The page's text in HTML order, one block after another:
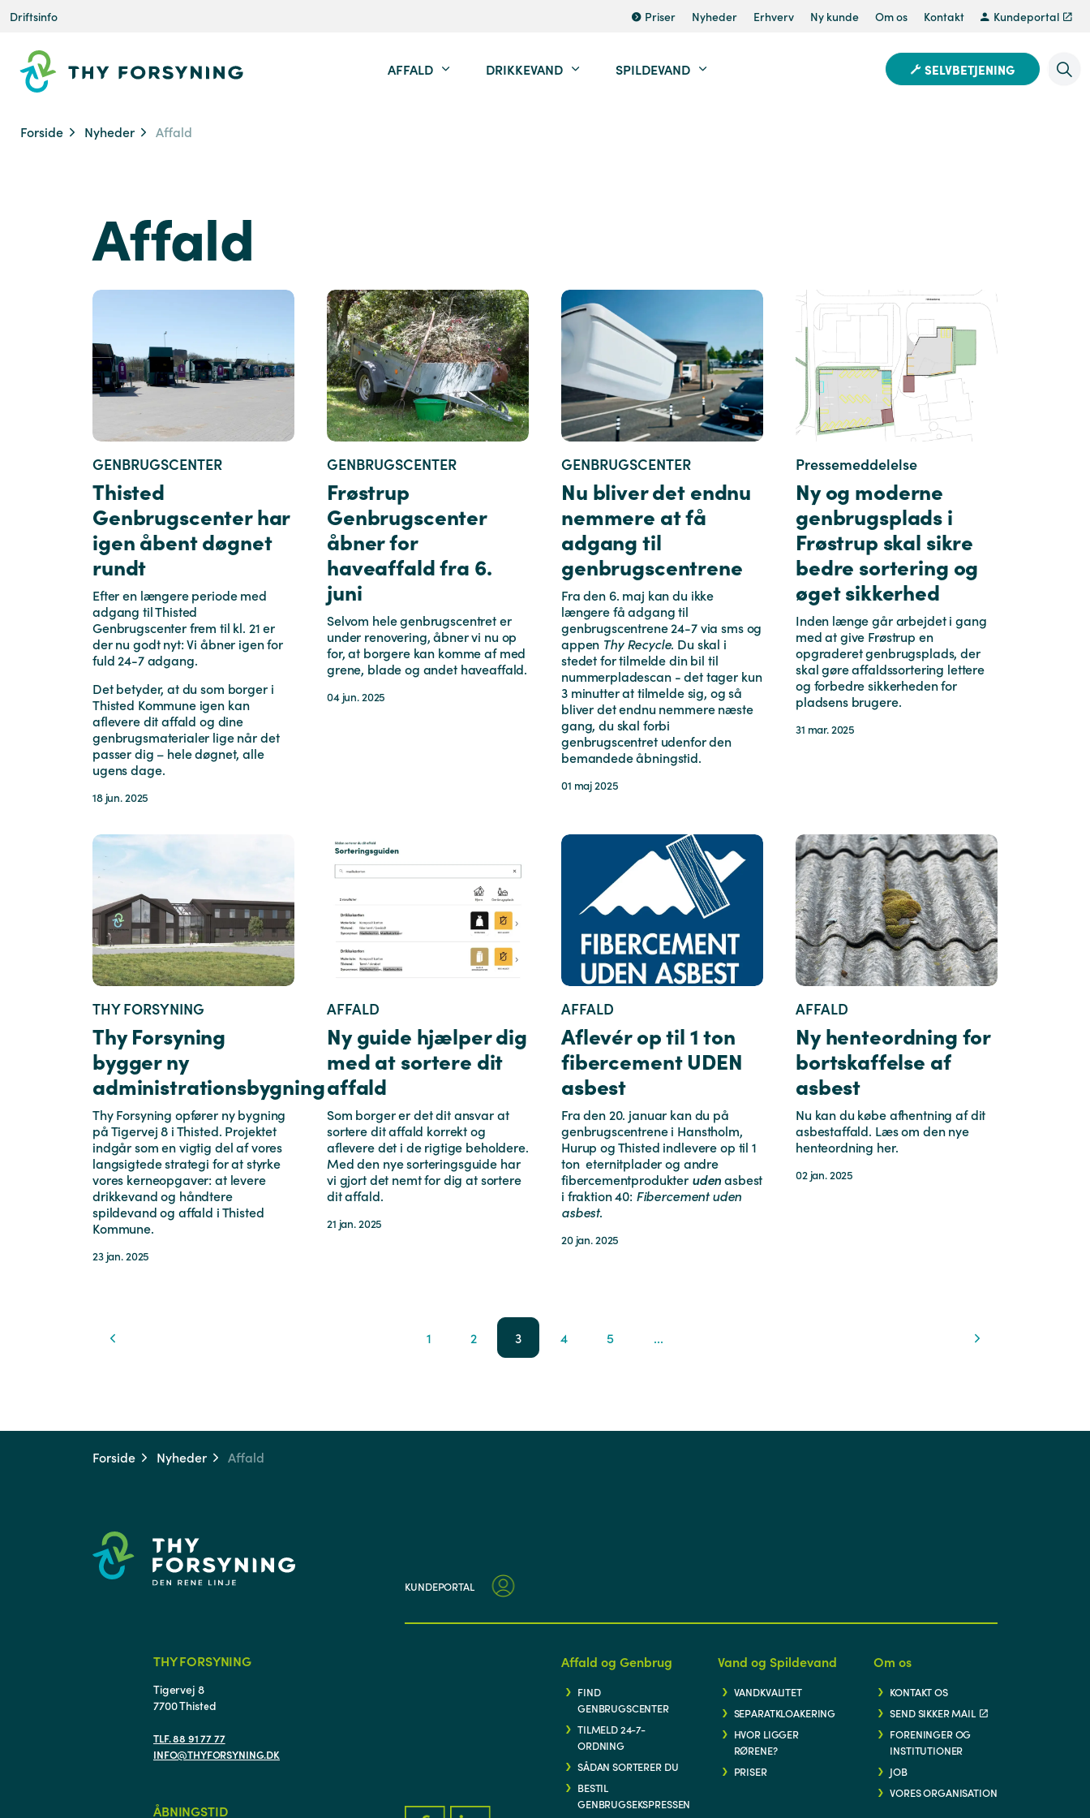
AFFALD DRIKKEVAND SPILDEVAND
Driftsinfo Priser Nyheder Erhverv Ny kunde Om os Kontakt Kundeportal
SELVBETJENING
Forside Nyheder Affald
Affald
GENBRUGSCENTER
Thisted
Genbrugscenter har
igen åbent døgnet
rundt
Efter en længere periode med
adgang til Thisted
Genbrugscenter frem til kl. 21 er
der nu godt nyt: Vi åbner igen for
fuld 24-7 adgang.
Det betyder, at du som borger i
Thisted Kommune igen kan
aflevere dit affald og dine
genbrugsmaterialer lige når det
passer dig – hele døgnet, alle
ugens dage.
18 jun. 2025
GENBRUGSCENTER
Frøstrup
Genbrugscenter
åbner for
haveaffald fra 6.
juni
Selvom hele genbrugscentret er
under renovering, åbner vi nu op
for, at borgere kan komme af med
grene, blade og andet haveaffald.
04 jun. 2025
GENBRUGSCENTER
Nu bliver det endnu
nemmere at få
adgang til
genbrugscentrene
Fra den 6. maj kan du ikke
længere få adgang til
genbrugscentrene 24-7 via sms og
appen Thy Recycle. Du skal i
stedet for tilmelde din bil til
nummerpladescan - det tager kun
3 minutter at tilmelde sig, og så
bliver det endnu nemmere næste
gang, du skal forbi
genbrugscentret udenfor den
bemandede åbningstid.
01 maj 2025
Pressemeddelelse
Ny og moderne
genbrugsplads i
Frøstrup skal sikre
bedre sortering og
øget sikkerhed
Inden længe går arbejdet i gang
med at give Frøstrup en
opgraderet genbrugsplads, der
skal gøre affaldssortering lettere
og forbedre sikkerheden for
pladsens brugere.
31 mar. 2025
THY FORSYNING
Thy Forsyning
bygger ny
administrationsbygning
Thy Forsyning opfører ny bygning
på Tigervej 8 i Thisted. Projektet
indgår som en vigtig del af vores
langsigtede strategi for at styrke
vores kerneopgaver: at levere
drikkevand og håndtere
spildevand og affald i Thisted
Kommune.
23 jan. 2025
AFFALD
Ny guide hjælper dig
med at sortere dit
affald
Som borger er det dit ansvar at
sortere dit affald korrekt og
aflevere det i de rigtige beholdere.
Med den nye sorteringsguide har
vi gjort det nemt for dig at sortere
dit affald.
21 jan. 2025
AFFALD
Aflevér op til 1 ton
fibercement UDEN
asbest
Fra den 20. januar kan du på
genbrugscentrene i Hanstholm,
Hurup og Thisted indlevere op til 1
ton eternitplader og andre
fibercementprodukter udenasbest
i fraktion 40: Fibercement uden
asbest.
20 jan. 2025
AFFALD
Ny henteordning for
bortskaffelse af
asbest
Nu kan du købe afhentning af dit
asbestaffald. Læs om den nye
henteordning her.
02 jan. 2025
1 2 3 4 5 ...
Forside Nyheder Affald
KUNDEPORTAL
THY FORSYNING
Tigervej 8
7700 Thisted
TLF. 88 91 77 77
INFO@THYFORSYNING.DK
ÅBNINGSTID
Affald og Genbrug
FIND
GENBRUGSCENTER
TILMELD 24-7-
ORDNING
SÅDAN SORTERER DU
BESTIL
GENBRUGSEKSPRESSEN
Vand og Spildevand
VANDKVALITET
SEPARATKLOAKERING
HVOR LIGGER
RØRENE?
PRISER
Om os
KONTAKT OS
SEND SIKKER MAIL
FORENINGER OG
INSTITUTIONER
JOB
VORES ORGANISATION